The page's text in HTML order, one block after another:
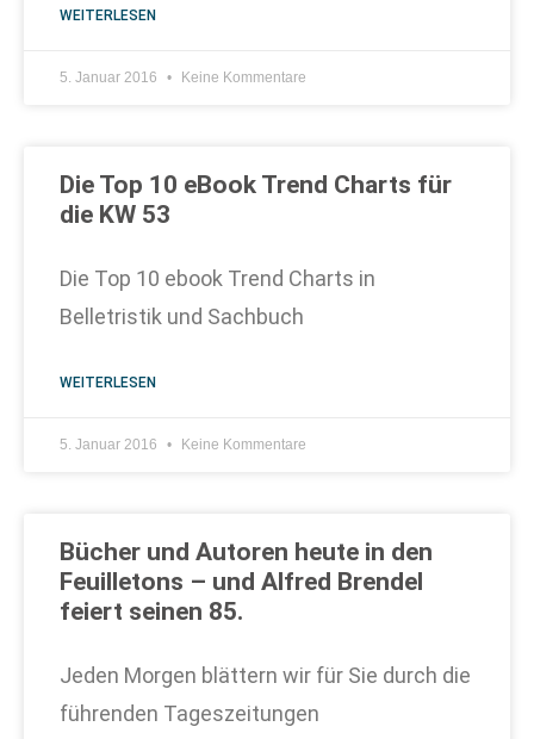
WEITERLESEN
5. Januar 2016 Keine Kommentare
Die Top 10 eBook Trend Charts für
die KW 53
Die Top 10 ebook Trend Charts in
Belletristik und Sachbuch
WEITERLESEN
5. Januar 2016 Keine Kommentare
Bücher und Autoren heute in den
Feuilletons – und Alfred Brendel
feiert seinen 85.
Jeden Morgen blättern wir für Sie durch die
führenden Tageszeitungen